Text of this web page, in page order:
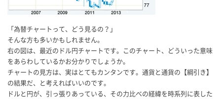
「為替チャートって、どう見るの？」
そんな方も多いかもしれません。
右の図は、最近のドル円チャートです。このチャート、どういった意味
をあらわしているかお分かりでしょうか。
チャートの見方は、実はとてもカンタンです。通貨と通貨の【綱引き】
の結果だ、と考えればいいのです。
ドルと円が、引っ張りあっている、その力比べの経緯を時系列に表した